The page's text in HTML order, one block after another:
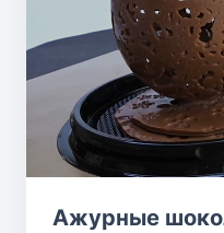
Ажурные